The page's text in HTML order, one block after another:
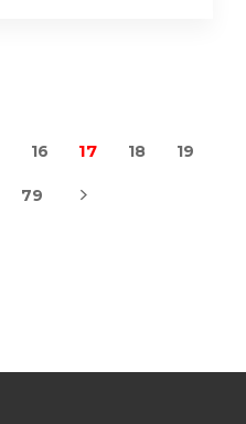
16 17 18 19
79